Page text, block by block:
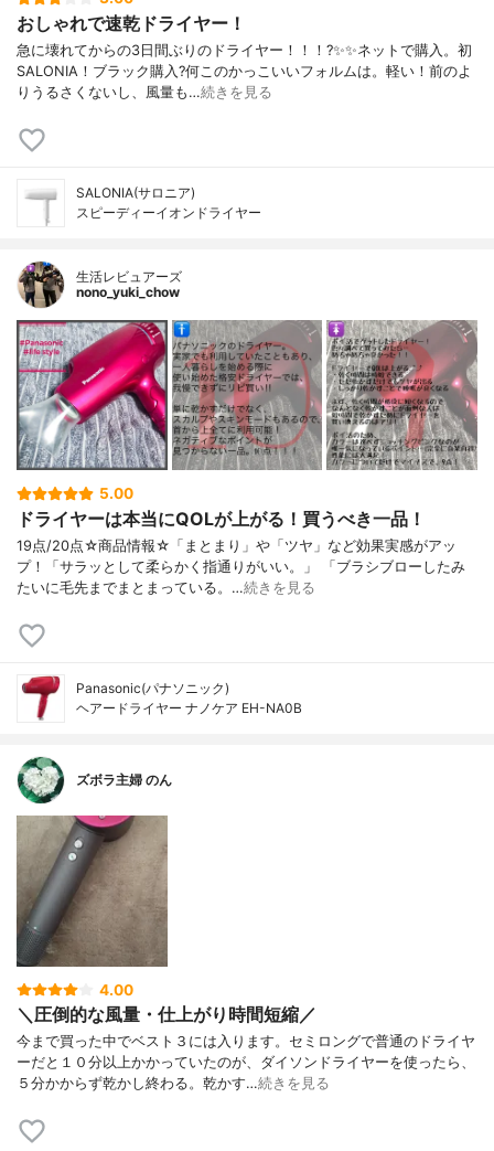
おしゃれで速乾ドライヤー！
急に壊れてからの3日間ぶりのドライヤー！！！?✨✨ネットで購入。初
SALONIA！ブラック購入?何このかっこいいフォルムは。軽い！前のよ
りうるさくないし、風量も…続きを見る
SALONIA(サロニア)
スピーディーイオンドライヤー
生活レビュアーズ
nono_yuki_chow
5.00
ドライヤーは本当にQOLが上がる！買うべき一品！
19点/20点☆商品情報☆「まとまり」や「ツヤ」など効果実感がアッ
プ！「サラッとして柔らかく指通りがいい。」 「ブラシブローしたみ
たいに毛先までまとまっている。…続きを見る
Panasonic(パナソニック)
ヘアードライヤー ナノケア EH-NA0B
ズボラ主婦 のん
4.00
＼圧倒的な風量・仕上がり時間短縮／
今まで買った中でベスト３には入ります。セミロングで普通のドライヤ
ーだと１０分以上かかっていたのが、ダイソンドライヤーを使ったら、
５分かからず乾かし終わる。乾かす…続きを見る